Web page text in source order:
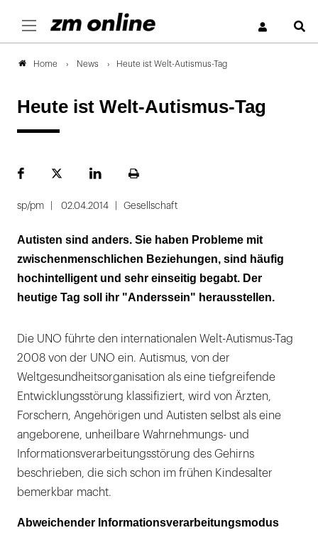
Home News Heute ist Welt-Autismus-Tag
Heute ist Welt-Autismus-Tag
FacebookPlattformLinekdInSeite
sp/pm 02.04.2014 Gesellschaft
Autisten sind anders. Sie haben Probleme mit
zwischenmenschlichen Beziehungen, sind häufig
hochintelligent und sehr einseitig begabt. Der
heutige Tag soll ihr "Anderssein" herausstellen.
Die UNO führte den internationalen Welt-Autismus-Tag
2008 von der UNO ein. Autismus, von der
Weltgesundheitsorganisation als eine tiefgreifende
Entwicklungsstörung klassifiziert, wird von Ärzten,
Forschern, Angehörigen und Autisten selbst als eine
angeborene, unheilbare Wahrnehmungs- und
Informationsverarbeitungsstörung des Gehirns
beschrieben, die sich schon im frühen Kindesalter
bemerkbar macht.
Abweichender Informationsverarbeitungsmodus